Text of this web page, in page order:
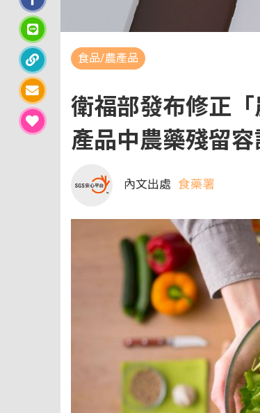
食品/農產品
衛福部發布修正
產品中農藥殘留容
內文出處 食藥署